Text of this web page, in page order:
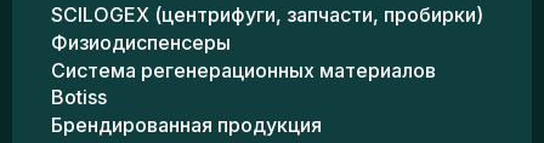
SCILOGEX (центрифуги, запчасти, пробирки)
Физиодиспенсеры
Система регенерационных материалов
Botiss
Брендированная продукция